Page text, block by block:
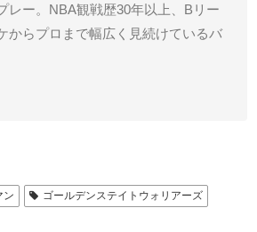
レー。NBA観戦歴30年以上、Bリー
からプロまで幅広く見続けているバ
ン ゴールデンステイトウォリアーズ